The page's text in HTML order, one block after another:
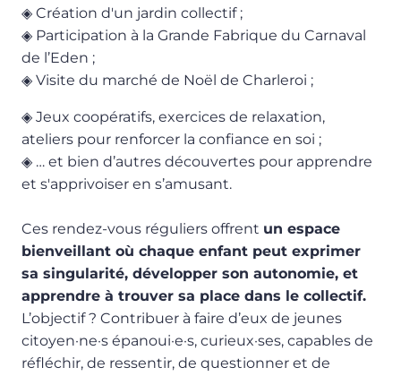
◈ Création d'un jardin collectif ;
◈ Participation à la Grande Fabrique du Carnaval
de l’Eden ;
◈ Visite du marché de Noël de Charleroi ;
◈ Jeux coopératifs, exercices de relaxation,
ateliers pour renforcer la confiance en soi ;
◈ … et bien d’autres découvertes pour apprendre
et s'apprivoiser en s’amusant.
Ces rendez-vous réguliers offrent un espace
bienveillant où chaque enfant peut exprimer
sa singularité, développer son autonomie, et
apprendre à trouver sa place dans le collectif.
L’objectif ? Contribuer à faire d’eux de jeunes
citoyen·ne·s épanoui·e·s, curieux·ses, capables de
réfléchir, de ressentir, de questionner et de